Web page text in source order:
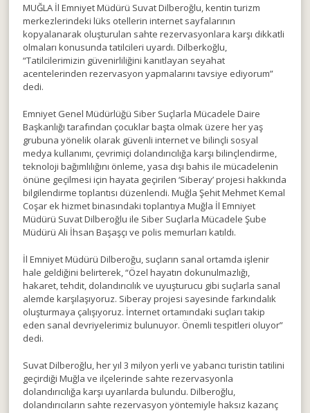
MUĞLA İl Emniyet Müdürü Suvat Dilberoğlu, kentin turizm
merkezlerindeki lüks otellerin internet sayfalarının
kopyalanarak oluşturulan sahte rezervasyonlara karşı dikkatli
olmaları konusunda tatilcileri uyardı. Dilberkoğlu,
“Tatilcilerimizin güvenirliliğini kanıtlayan seyahat
acentelerinden rezervasyon yapmalarını tavsiye ediyorum”
dedi.
Emniyet Genel Müdürlüğü Siber Suçlarla Mücadele Daire
Başkanlığı tarafından çocuklar başta olmak üzere her yaş
grubuna yönelik olarak güvenli internet ve bilinçli sosyal
medya kullanımı, çevrimiçi dolandırıcılığa karşı bilinçlendirme,
teknoloji bağımlılığını önleme, yasa dışı bahis ile mücadelenin
önüne geçilmesi için hayata geçirilen ‘Siberay’ projesi hakkında
bilgilendirme toplantısı düzenlendi. Muğla Şehit Mehmet Kemal
Coşar ek hizmet binasındaki toplantıya Muğla İl Emniyet
Müdürü Suvat Dilberoğlu ile Siber Suçlarla Mücadele Şube
Müdürü Ali İhsan Başaşçı ve polis memurları katıldı.
İl Emniyet Müdürü Dilberoğu, suçların sanal ortamda işlenir
hale geldiğini belirterek, “Özel hayatın dokunulmazlığı,
hakaret, tehdit, dolandırıcılık ve uyuşturucu gibi suçlarla sanal
alemde karşılaşıyoruz. Siberay projesi sayesinde farkındalık
oluşturmaya çalışıyoruz. İnternet ortamındaki suçları takip
eden sanal devriyelerimiz bulunuyor. Önemli tespitleri oluyor”
dedi.
Suvat Dilberoğlu, her yıl 3 milyon yerli ve yabancı turistin tatilini
geçirdiği Muğla ve ilçelerinde sahte rezervasyonla
dolandırıcılığa karşı uyarılarda bulundu. Dilberoğlu,
dolandırıcıların sahte rezervasyon yöntemiyle haksız kazanç